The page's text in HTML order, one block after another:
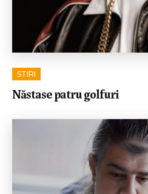
STIRI
Năstase patru golfuri